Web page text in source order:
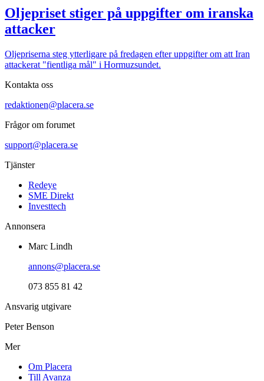
Oljepriset stiger på uppgifter om iranska
attacker
Oljepriserna steg ytterligare på fredagen efter uppgifter om att Iran
attackerat "fientliga mål" i Hormuzsundet.
Kontakta oss
redaktionen@placera.se
Frågor om forumet
support@placera.se
Tjänster
Redeye
SME Direkt
Investtech
Annonsera
Marc Lindh
annons@placera.se
073 855 81 42
Ansvarig utgivare
Peter Benson
Mer
Om Placera
Till Avanza